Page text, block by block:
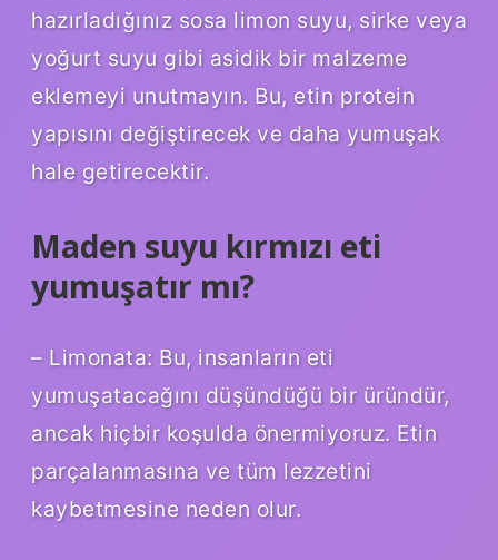
hazırladığınız sosa limon suyu, sirke veya
yoğurt suyu gibi asidik bir malzeme
eklemeyi unutmayın. Bu, etin protein
yapısını değiştirecek ve daha yumuşak
hale getirecektir.
Maden suyu kırmızı eti
yumuşatır mı?
– Limonata: Bu, insanların eti
yumuşatacağını düşündüğü bir üründür,
ancak hiçbir koşulda önermiyoruz. Etin
parçalanmasına ve tüm lezzetini
kaybetmesine neden olur.